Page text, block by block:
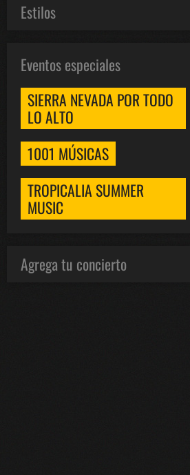
Estilos
Eventos especiales
SIERRA NEVADA POR TODO
LO ALTO
1001 MÚSICAS
TROPICALIA SUMMER
MUSIC
Agrega tu concierto